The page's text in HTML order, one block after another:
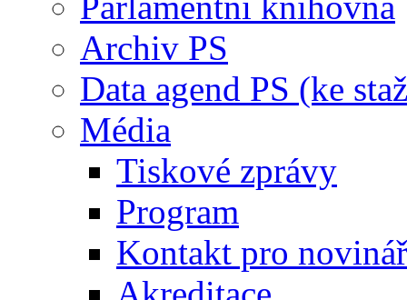
Archiv PS
Data agend PS (ke
Média
Tiskové zprávy
Program
Kontakt pro